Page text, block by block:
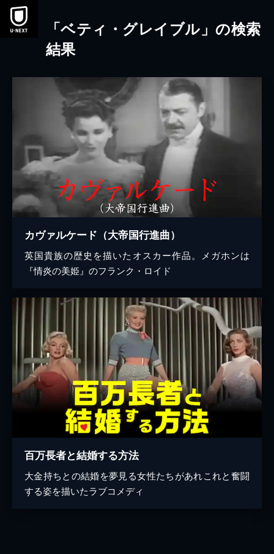
本文へスキップ
「ベティ・グレイブル」の検索
結果
カヴァルケード（大帝国行進曲）
英国貴族の歴史を描いたオスカー作品。メガホンは
『情炎の美姫』のフランク・ロイド
百万長者と結婚する方法
大金持ちとの結婚を夢見る女性たちがあれこれと奮闘
する姿を描いたラブコメディ